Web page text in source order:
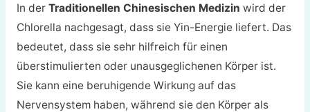
In der Traditionellen Chinesischen Medizin wird der
Chlorella nachgesagt, dass sie Yin-Energie liefert. Das
bedeutet, dass sie sehr hilfreich für einen
überstimulierten oder unausgeglichenen Körper ist.
Sie kann eine beruhigende Wirkung auf das
Nervensystem haben, während sie den Körper als